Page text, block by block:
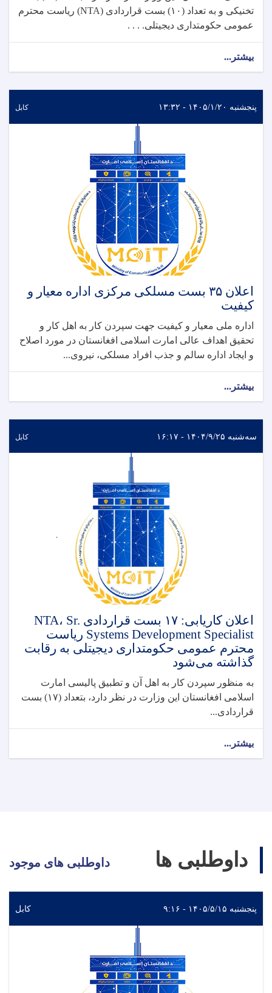
تخنیکی و به تعداد (۱۰) بست قراردادی (NTA) ریاست محترم
عمومی حکومتداری دیجیتلی. . . .
بیشتر...
پنجشنبه ۱۴۰۵/۱/۲۰ - ۱۳:۳۲ کابل
اعلان ۳۵ بست مسلکی مرکزی اداره معیار و
کیفیت
اداره ملی معیار و کیفیت جهت سپردن کار به اهل کار و
تحقیق اهداف عالی امارت اسلامی افغانستان در مورد اصلاح
و ایجاد اداره سالم و جذب افراد مسلکی، نیروی...
بیشتر...
سه‌شنبه ۱۴۰۴/۹/۲۵ - ۱۶:۱۷ کابل
اعلان کاریابی: ۱۷ بست قراردادی NTA، Sr.
Systems Development Specialist ریاست
محترم عمومی حکومتداری دیجیتلی به رقابت
گذاشته می‌شود
به منظور سپردن کار به اهل آن و تطبیق پالیسی امارت
اسلامی افغانستان این وزارت در نظر دارد، بتعداد (۱۷) بست
قراردادی...
بیشتر...
داوطلبی ها داوطلبی های موجود
پنجشنبه ۱۴۰۵/۵/۱۵ - ۹:۱۶ کابل